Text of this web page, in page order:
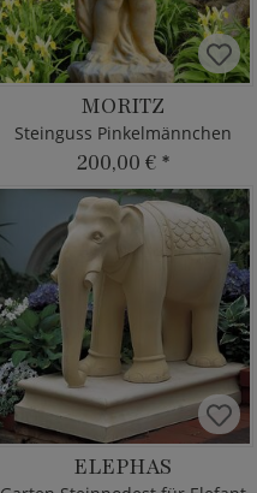
MORITZ
Steinguss Pinkelmännchen
200,00 € *
ELEPHAS